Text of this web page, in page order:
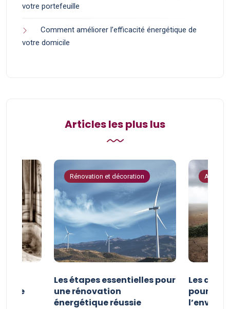
votre portefeuille
Comment améliorer l’efficacité énergétique de
votre domicile
Articles les plus lus
Rénovation et décoration
Les étapes essentielles pour
une rénovation
énergétique réussie
Les
pour